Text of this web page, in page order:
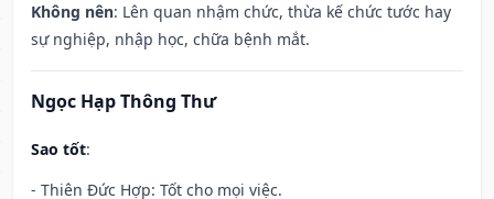
Không nên: Lên quan nhậm chức, thừa kế chức tước hay
sự nghiệp, nhập học, chữa bệnh mắt.
Ngọc Hạp Thông Thư
Sao tốt:
- Thiên Đức Hợp: Tốt cho mọi việc.